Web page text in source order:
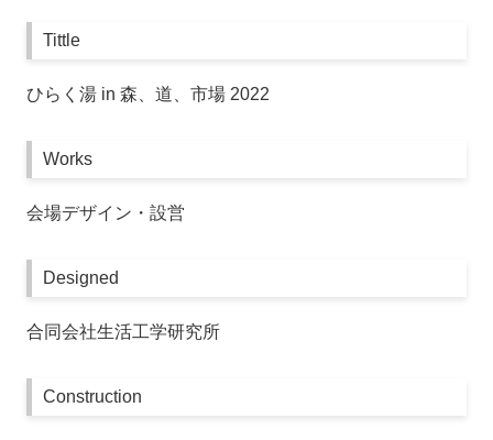
Tittle
ひらく湯 in 森、道、市場 2022
Works
会場デザイン・設営
Designed
合同会社生活工学研究所
Construction